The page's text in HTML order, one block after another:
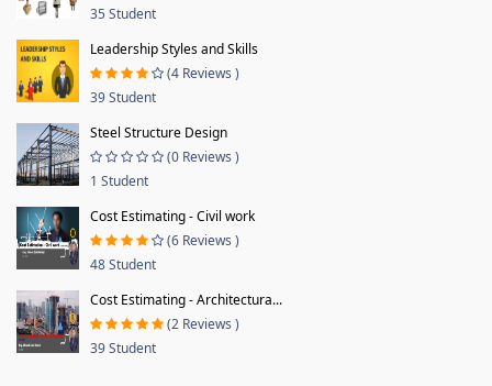
35 Student
Leadership Styles and Skills
(4 Reviews )
39 Student
Steel Structure Design
(0 Reviews )
1 Student
Cost Estimating - Civil work
(6 Reviews )
48 Student
Cost Estimating - Architectura...
(2 Reviews )
39 Student